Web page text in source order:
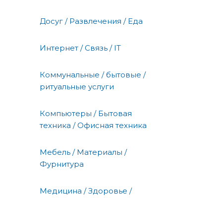
Досуг / Развлечения / Еда
Интернет / Связь / IT
Коммунальные / бытовые /
ритуальные услуги
Компьютеры / Бытовая
техника / Офисная техника
Мебель / Материалы /
Фурнитура
Медицина / Здоровье /